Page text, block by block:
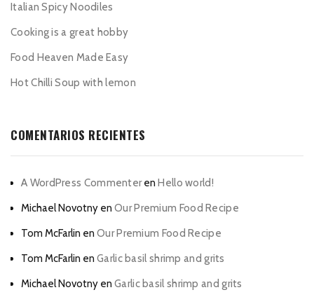
Italian Spicy Noodiles
Cooking is a great hobby
Food Heaven Made Easy
Hot Chilli Soup with lemon
COMENTARIOS RECIENTES
A WordPress CommenterenHello world!
Michael Novotny en Our Premium Food Recipe
Tom McFarlin en Our Premium Food Recipe
Tom McFarlin en Garlic basil shrimp and grits
Michael Novotny en Garlic basil shrimp and grits